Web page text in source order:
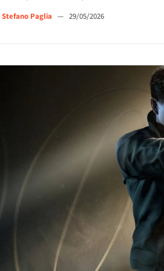
Stefano Paglia — 29/05/2026